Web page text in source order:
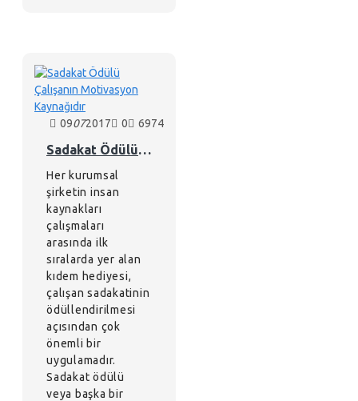
09072017 0 6974
Sadakat Ödülü Çalışanın Motivasyon Kaynağıdır
Her kurumsal
şirketin insan
kaynakları
çalışmaları
arasında ilk
sıralarda yer alan
kıdem hediyesi,
çalışan sadakatinin
ödüllendirilmesi
açısından çok
önemli bir
uygulamadır.
Sadakat ödülü
veya başka bir